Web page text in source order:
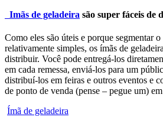
Imãs de geladeira são super fáceis de
Como eles são úteis e porque segmentar
relativamente simples, os ímãs de
distribuir. Você pode entregá-los
em cada remessa, enviá-los para um
distribuí-los em feiras e outros eventos e
de ponto de venda (pense – pegue um)
Ímã de geladeira